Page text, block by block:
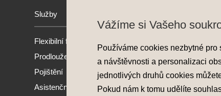
Služby
Flexibilní financování
Prodloužená záruka
Pojištění
Asistenční služba
Akční
Vážíme si Vašeho
Používáme cookies nezbytné
a návštěvnosti a personalizaci
jednotlivých druhů cookies
Pokud nám k tomu udělíte